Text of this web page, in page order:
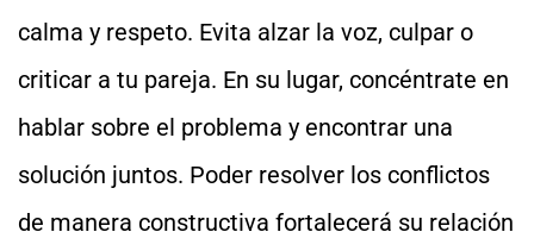
calma y respeto. Evita alzar la voz, culpar o
criticar a tu pareja. En su lugar, concéntrate en
hablar sobre el problema y encontrar una
solución juntos. Poder resolver los conflictos
de manera constructiva fortalecerá su relación